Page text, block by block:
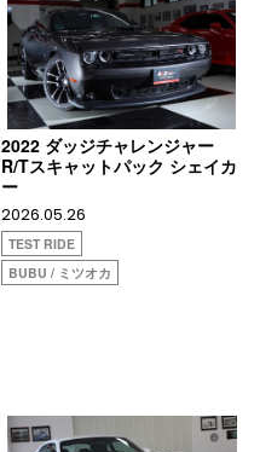
2022 ダッジチャレンジャー
R/Tスキャットパック シェイカ
ー
2026.05.26
TEST RIDE
BUBU / ミツオカ